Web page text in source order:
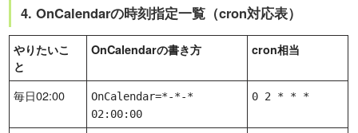
4. OnCalendarの時刻指定一覧（cron対応表）
やりたいこ
と
OnCalendarの書き方 cron相当
毎日02:00
OnCalendar=*-*-*
02:00:00
0 2 * * *